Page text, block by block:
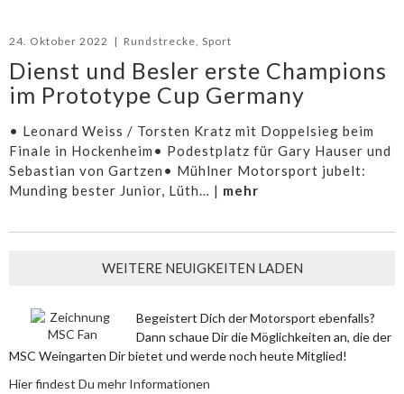
24. Oktober 2022 | Rundstrecke, Sport
Dienst und Besler erste Champions
im Prototype Cup Germany
• Leonard Weiss / Torsten Kratz mit Doppelsieg beim
Finale in Hockenheim• Podestplatz für Gary Hauser und
Sebastian von Gartzen• Mühlner Motorsport jubelt:
Munding bester Junior, Lüth… | mehr
WEITERE NEUIGKEITEN LADEN
Begeistert Dich der Motorsport ebenfalls?
Dann schaue Dir die Möglichkeiten an, die der
MSC Weingarten Dir bietet und werde noch heute Mitglied!
Hier findest Du mehr Informationen